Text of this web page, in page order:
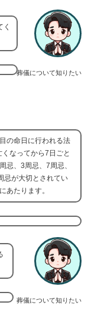
葬儀について知りたい
く
の命日に行われる法
なってから7日ごと
忌、3周忌、7周忌、
忌が大切とされてい
あたります。
葬儀について知りたい